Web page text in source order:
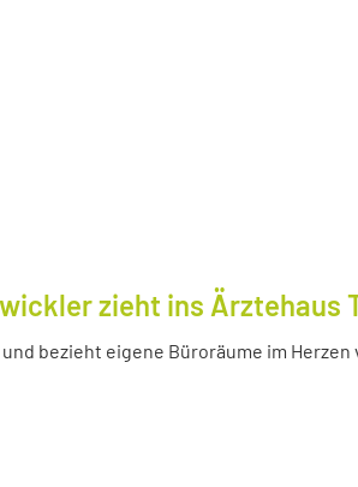
zieht ins Ärztehaus
bezieht eigene Büroräume im Herzen